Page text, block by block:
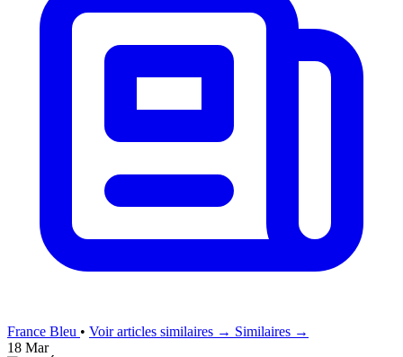
France Bleu • Voir articles similaires → Similaires →
18 Mar